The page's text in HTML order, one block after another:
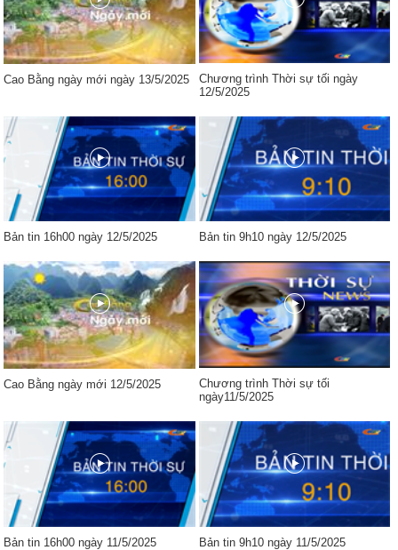
Cao Bằng ngày mới ngày 13/5/2025
Chương trình Thời sự tối ngày
12/5/2025
Bản tin 16h00 ngày 12/5/2025 Bản tin 9h10 ngày 12/5/2025
Cao Bằng ngày mới 12/5/2025
Chương trình Thời sự tối
ngày11/5/2025
Bản tin 16h00 ngày 11/5/2025 Bản tin 9h10 ngày 11/5/2025